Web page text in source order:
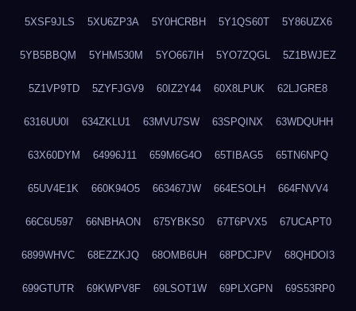
5XSF9JLS 5XU6ZP3A 5Y0HCRBH 5Y1QS60T 5Y86UZX6
5YB5BBQM 5YHM530M 5YO667IH 5YO7ZQGL 5Z1BWJEZ
5Z1VP9TD 5ZYFJGV9 60IZ2Y44 60X8LPUK 62LJGRE8
6316UU0I 634ZKLU1 63MVU7SW 63SPQINX 63WDQUHH
63X60DYM 64996J11 659M6G4O 65TIBAG5 65TN6NPQ
65UV4E1K 660K94O5 663467JW 664ESOLH 664FNVV4
66C6U597 66NBHAON 675YBKS0 67T6PVX5 67UCAPT0
6899WHVC 68EZZKJQ 68OMB6UH 68PDCJPV 68QHDOI3
699GTUTR 69KWPV8F 69LSOT1W 69PLXGPN 69S53RP0